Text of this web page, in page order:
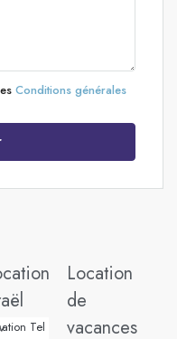
Conditions générales
Location
de
vacances